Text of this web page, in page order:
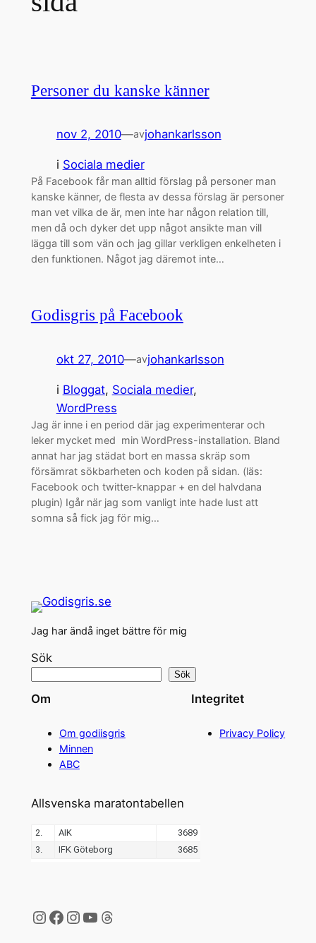
Personer du kanske känner
nov 2, 2010—avjohankarlsson
i Sociala medier
På Facebook får man alltid förslag på personer man
kanske känner, de flesta av dessa förslag är personer
man vet vilka de är, men inte har någon relation till,
men då och dyker det upp något ansikte man vill
lägga till som vän och jag gillar verkligen enkelheten i
den funktionen. Något jag däremot inte…
Godisgris på Facebook
okt 27, 2010—avjohankarlsson
i Bloggat, Sociala medier
WordPress
Jag är inne i en period där jag experimenterar och
leker mycket med min WordPress-installation. Bland
annat har jag städat bort en massa skräp som
försämrat sökbarheten och koden på sidan. (läs:
Facebook och twitter-knappar + en del halvdana
plugin) Igår när jag som vanligt inte hade lust att
somna så fick jag för mig…
Jag har ändå inget bättre för mig
Sök
Sök
Om
Om godiisgris
Minnen
ABC
Integritet
Privacy Policy
Allsvenska maratontabellen
Instagram
Facebook
Instagram
YouTube
Threads